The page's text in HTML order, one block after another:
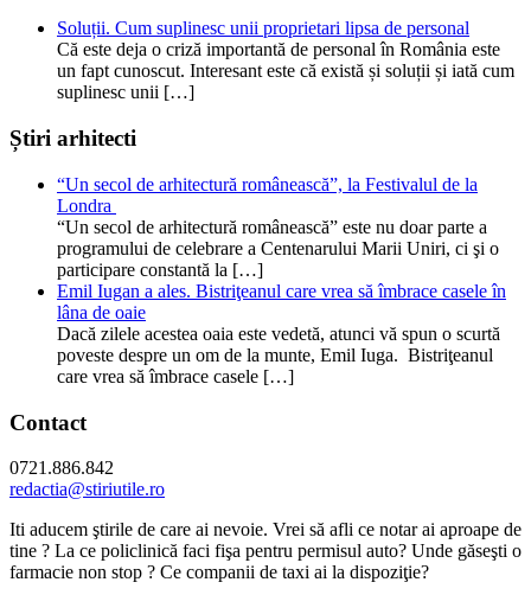
Soluții. Cum suplinesc unii proprietari lipsa de personal
Că este deja o criză importantă de personal în România este
un fapt cunoscut. Interesant este că există și soluții și iată cum
suplinesc unii […]
Știri arhitecti
“Un secol de arhitectură românească”, la Festivalul de la
Londra
“Un secol de arhitectură românească” este nu doar parte a
programului de celebrare a Centenarului Marii Uniri, ci şi o
participare constantă la […]
Emil Iugan a ales. Bistriţeanul care vrea să îmbrace casele în
lâna de oaie
Dacă zilele acestea oaia este vedetă, atunci vă spun o scurtă
poveste despre un om de la munte, Emil Iuga. Bistriţeanul
care vrea să îmbrace casele […]
Contact
0721.886.842
redactia@stiriutile.ro
Iti aducem ştirile de care ai nevoie. Vrei să afli ce notar ai aproape de
tine ? La ce policlinică faci fişa pentru permisul auto? Unde găseşti o
farmacie non stop ? Ce companii de taxi ai la dispoziţie?